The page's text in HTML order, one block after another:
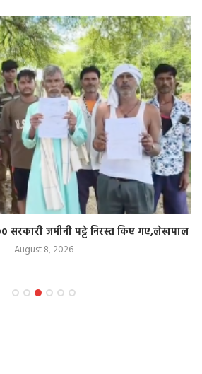
सरकारी जमीनी पट्टे निरस्त किए गए,लेखपाल
August 8, 2026